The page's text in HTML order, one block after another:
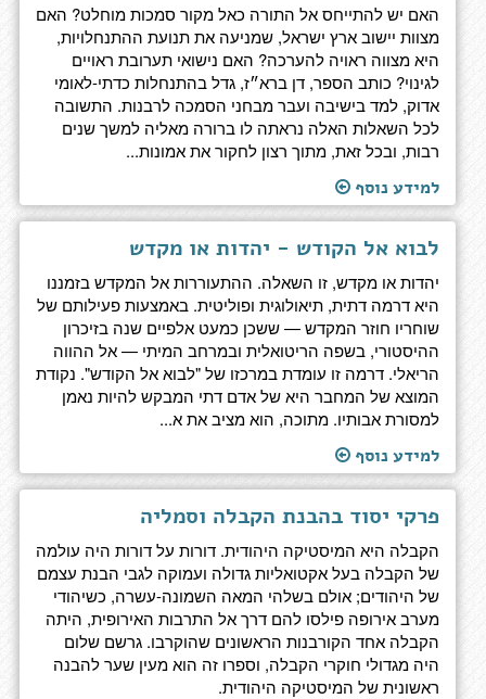
האם יש להתייחס אל התורה כאל מקור סמכות מוחלט? האם
מצוות יישוב ארץ ישראל, שמניעה את תנועת ההתנחלויות,
היא מצווה ראויה להערכה? האם נישואי תערובת ראויים
לגינוי? כותב הספר, דן ברא״ז, גדל בהתנחלות כדתי-לאומי
אדוק, למד בישיבה ועבר מבחני הסמכה לרבנות. התשובה
לכל השאלות האלה נראתה לו ברורה מאליה למשך שנים
רבות, ובכל זאת, מתוך רצון לחקור את אמונות...
למידע נוסף
לבוא אל הקודש - יהדות או מקדש
יהדות או מקדש, זו השאלה. ההתעוררות אל המקדש בזמננו
היא דרמה דתית, תיאולוגית ופוליטית. באמצעות פעילותם של
שוחריו חוזר המקדש — ששכן כמעט אלפיים שנה בזיכרון
ההיסטורי, בשפה הריטואלית ובמרחב המיתי — אל ההווה
הריאלי. דרמה זו עומדת במרכזו של "לבוא אל הקודש". נקודת
המוצא של המחבר היא של אדם דתי המבקש להיות נאמן
למסורת אבותיו. מתוכה, הוא מציב את א...
למידע נוסף
פרקי יסוד בהבנת הקבלה וסמליה
הקבלה היא המיסטיקה היהודית. דורות על דורות היה עולמה
של הקבלה בעל אקטואליות גדולה ועמוקה לגבי הבנת עצמם
של היהודים; אולם בשלהי המאה השמונה-עשרה, כשיהודי
מערב אירופה פילסו להם דרך אל התרבות האירופית, היתה
הקבלה אחד הקורבנות הראשונים שהוקרבו. גרשם שלום
היה מגדולי חוקרי הקבלה, וספרו זה הוא מעין שער להבנה
ראשונית של המיסטיקה היהודית.